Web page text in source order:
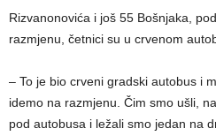
Rizvanonovića i još 55 Bošnjaka,
razmjenu, četnici su u crvenom
– To je bio crveni gradski autobus i
idemo na razmjenu. Čim smo ušli,
pod autobusa i ležali smo jedan na